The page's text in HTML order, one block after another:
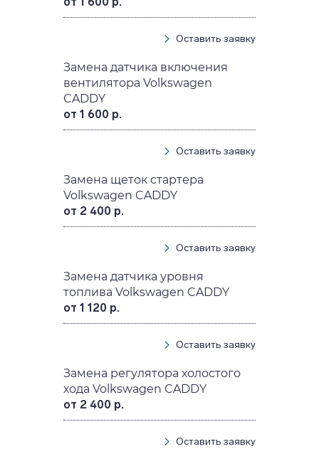
Оставить заявку
Замена датчика включения
вентилятора Volkswagen
CADDY
от 1 600 р.
Оставить заявку
Замена щеток стартера
Volkswagen CADDY
от 2 400 р.
Оставить заявку
Замена датчика уровня
топлива Volkswagen CADDY
от 1 120 р.
Оставить заявку
Замена регулятора холостого
хода Volkswagen CADDY
от 2 400 р.
Оставить заявку